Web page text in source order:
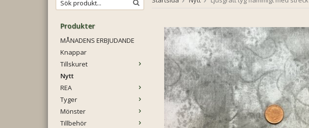
Produkter
MÅNADENS ERBJUDANDE
Knappar
Tillskuret
Nytt
REA
Tyger
Mönster
Tillbehör